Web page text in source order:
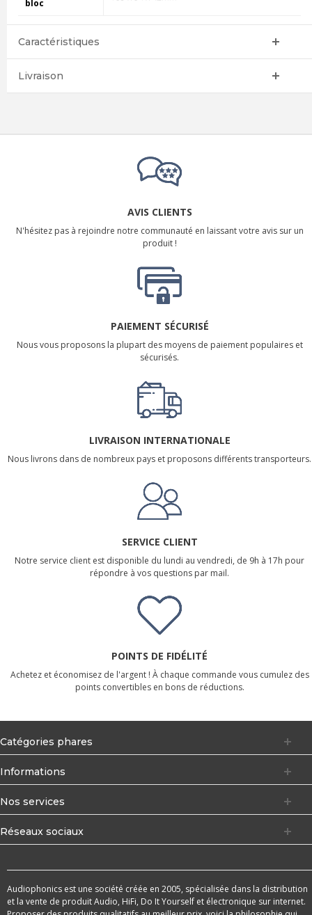
bloc
Caractéristiques
Livraison
AVIS CLIENTS
N'hésitez pas à rejoindre notre communauté en laissant votre avis sur un
produit !
PAIEMENT SÉCURISÉ
Nous vous proposons la plupart des moyens de paiement populaires et
sécurisés.
LIVRAISON INTERNATIONALE
Nous livrons dans de nombreux pays et proposons différents transporteurs.
SERVICE CLIENT
Notre service client est disponible du lundi au vendredi, de 9h à 17h pour
répondre à vos questions par mail.
POINTS DE FIDÉLITÉ
Achetez et économisez de l'argent ! À chaque commande vous cumulez des
points convertibles en bons de réductions.
Catégories phares
Informations
Nos services
Réseaux sociaux
Audiophonics est une société créée en 2005, spécialisée dans la distribution
et la vente de produit Audio, HiFi, Do It Yourself et électronique sur internet.